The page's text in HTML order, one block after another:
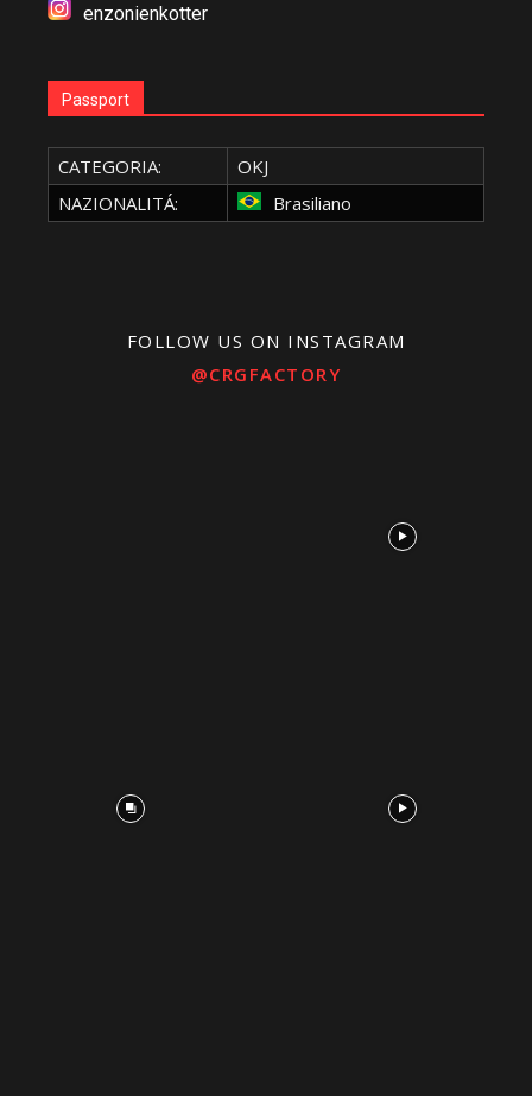
enzonienkotter
Passport
CATEGORIA:
OKJ
NAZIONALITÁ:
Brasiliano
FOLLOW US ON INSTAGRAM
@CRGFACTORY